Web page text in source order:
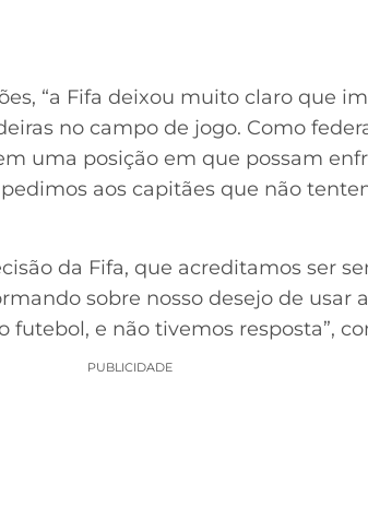
“a Fifa deixou muito claro que
no campo de jogo. Como
uma posição em que possam
aos capitães que não
da Fifa, que acreditamos ser
sobre nosso desejo de usar
e não tivemos resposta”,
PUBLICIDADE